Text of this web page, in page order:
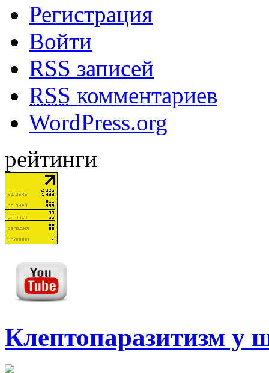
Регистрация
Войти
RSS записей
RSS комментариев
WordPress.org
рейтинги
Клептопаразитизм у